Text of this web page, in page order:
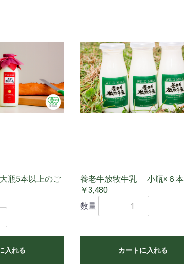
瓶5本以上のご
入れる
養老牛放牧牛乳 小瓶×６本
￥3,480
数量
カートに入れる